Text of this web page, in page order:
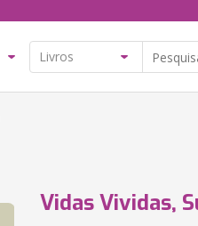
Vidas Vividas,